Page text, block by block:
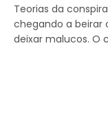
Teorias da
chegando a beirar
deixar malucos. O